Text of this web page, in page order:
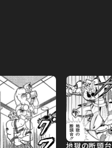
地獄の断頭台